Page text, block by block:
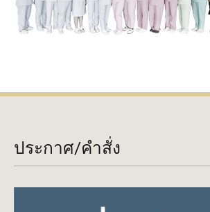
ประกาศ/คำสั่ง